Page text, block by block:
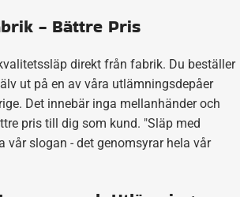
- Bättre Pris
direkt från fabrik. Du beställer
ut på en av våra utlämningsdepåer
Det innebär inga mellanhänder och
pris till dig som kund. "Släp med
vår slogan - det genomsyrar hela vår